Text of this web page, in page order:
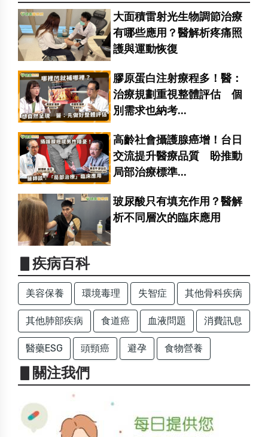
大面積雷射光生物調節治療
有哪些應用？醫解析疼痛照
護與運動恢復
膠原蛋白注射療程多！醫：
治療規劃重視整體評估 個
別需求也納考...
高齡社會攝護腺癌增！台日
交流提升醫療品質 盼推動
局部治療標準...
玻尿酸只有填充作用？醫解
析不同層次的臨床應用
▋疾病百科
美容保養 環境毒理 失智症 其他骨科疾病
其他肺部疾病 食道癌 血液問題 消費訊息
醫藥ESG 頭頸癌 避孕 食物營養
▋關注我們